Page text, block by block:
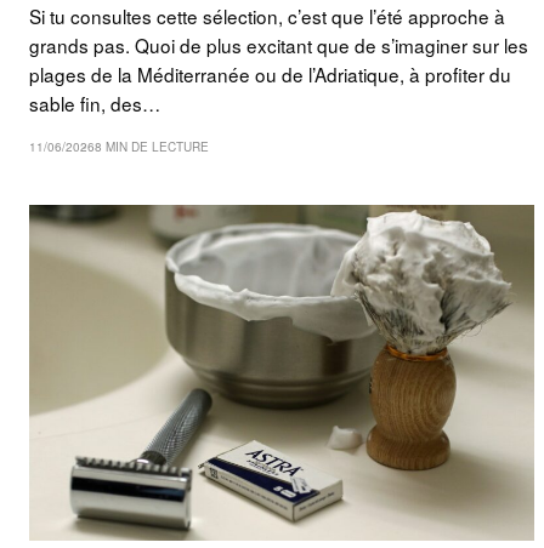
Si tu consultes cette sélection, c’est que l’été approche à
grands pas. Quoi de plus excitant que de s’imaginer sur les
plages de la Méditerranée ou de l’Adriatique, à profiter du
sable fin, des…
11/06/20268 MIN DE LECTURE